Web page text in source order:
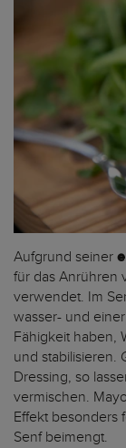
Aufgrund seiner
für das Anrühren
verwendet. Im
wasser- und
Fähigkeit haben,
und stabilisieren.
Dressing, so
vermischen.
Effekt besonders
Senf beimengt.